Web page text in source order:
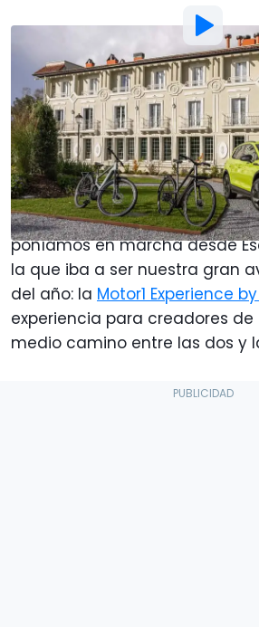
Motor1.com España
Por:Javier Llorente
4 Enea las 22:37
A finales del pasado mes de
poníamos en marcha desde
la que iba a ser nuestra gran
del año: la Motor1 Experience
experiencia para creadores
medio camino entre las dos y